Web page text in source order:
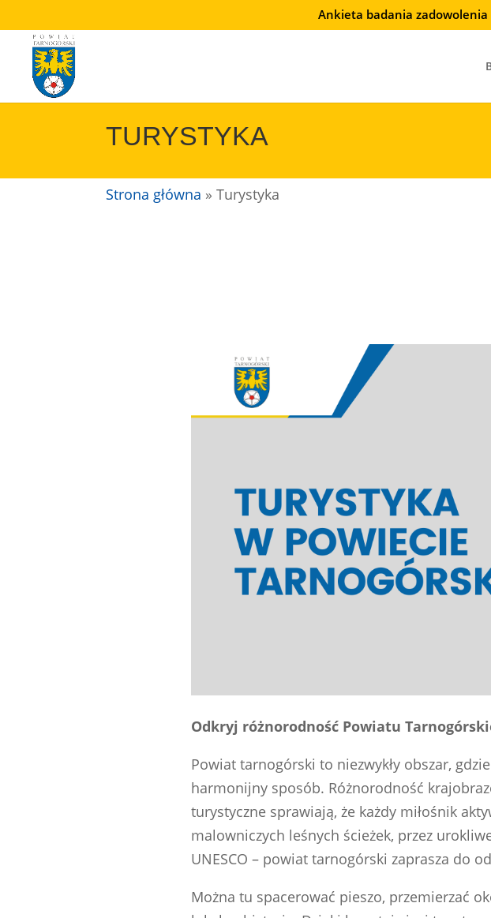
treści
Ankieta badania zadowolenia
TURYSTYKA
Strona główna »Turystyka
Odkryj różnorodność Powiatu
Powiat tarnogórski to niezwykły obszar,
harmonijny sposób. Różnorodność
turystyczne sprawiają, że każdy miłośnik
malowniczych leśnych ścieżek, przez
UNESCO – powiat tarnogórski zaprasza do
Można tu spacerować pieszo, przemierzać